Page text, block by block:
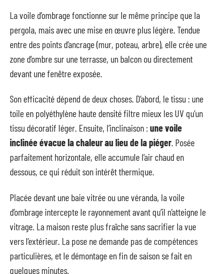
La voile d’ombrage fonctionne sur le même principe que la
pergola, mais avec une mise en œuvre plus légère. Tendue
entre des points d’ancrage (mur, poteau, arbre), elle crée une
zone d’ombre sur une terrasse, un balcon ou directement
devant une fenêtre exposée.
Son efficacité dépend de deux choses. D’abord, le tissu : une
toile en polyéthylène haute densité filtre mieux les UV qu’un
tissu décoratif léger. Ensuite, l’inclinaison :une voile
inclinée évacue la chaleur au lieu de la piéger. Posée
parfaitement horizontale, elle accumule l’air chaud en
dessous, ce qui réduit son intérêt thermique.
Placée devant une baie vitrée ou une véranda, la voile
d’ombrage intercepte le rayonnement avant qu’il n’atteigne le
vitrage. La maison reste plus fraîche sans sacrifier la vue
vers l’extérieur. La pose ne demande pas de compétences
particulières, et le démontage en fin de saison se fait en
quelques minutes.